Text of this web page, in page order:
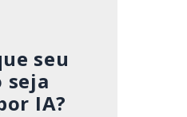
seu
seja
IA?